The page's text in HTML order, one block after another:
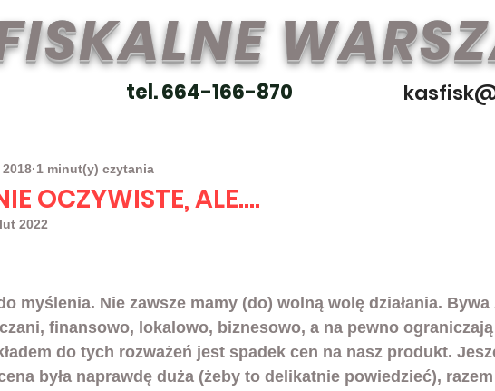
tel. 664-166-870
OCZYWISTE, ALE....
1 minut(y) czytania
2022
myślenia. Nie zawsze mamy (do) wolną wolę działania. Bywa
finansowo, lokalowo, biznesowo, a na pewno
do tych rozważeń jest spadek cen na nasz produkt.
była naprawdę duża (żeby to delikatnie powiedzieć),